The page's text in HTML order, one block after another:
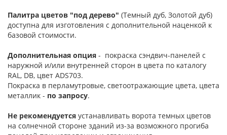
Палитра цветов "под дерево" (Темный дуб, Золотой дуб)
доступна для изготовления с дополнительной наценкой к
базовой стоимости.
Дополнительная опция - покраска сэндвич-панелей с
наружной и/или внутренней сторон в цвета по каталогу
RAL, DB, цвет ADS703.
Покраска в перламутровые, светоотражающие цвета, цвета
металлик - по запросу.
Не рекомендуется устанавливать ворота темных цветов
на солнечной стороне зданий из-за возможного прогиба